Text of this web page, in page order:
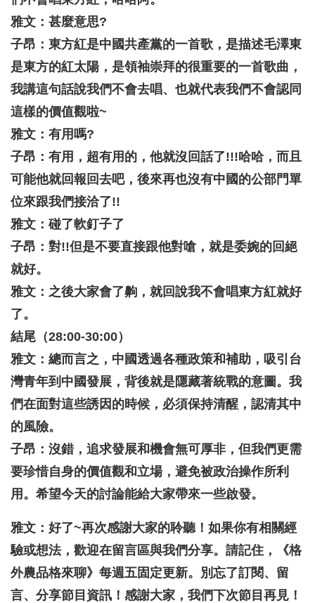
雅文：甚麼意思?
子昂：東方紅是中國共產黨的一首歌，是描述毛澤東
是東方的紅太陽，是領袖崇拜的很重要的一首歌曲，
我講這句話說我們不會去唱、也就代表我們不會認同
這樣的價值觀啦~
雅文：有用嗎?
子昂：有用，超有用的，他就沒回話了!!!哈哈，而且
可能他就回報回去吧，後來再也沒有中國的公部門單
位來跟我們接洽了!!
雅文：碰了軟釘子了
子昂：對!!但是不要直接跟他對嗆，就是委婉的回絕
就好。
雅文：之後大家會了齁，就回說我不會唱東方紅就好
了。
結尾（28:00-30:00）
雅文：總而言之，中國透過各種政策和補助，吸引台
灣青年到中國發展，背後就是隱藏著統戰的意圖。我
們在面對這些誘因的時候，必須保持清醒，認清其中
的風險。
子昂：沒錯，追求發展和機會無可厚非，但我們更需
要珍惜自身的價值觀和立場，避免被政治操作所利
用。希望今天的討論能給大家帶來一些啟發。
雅文： 好了~再次感謝大家的聆聽！如果你有相關經
驗或想法，歡迎在留言區與我們分享。請記住，《格
外農品格來聊》每週五固定更新。別忘了訂閱、留
言、分享節目資訊！感謝大家，我們下次節目再見！